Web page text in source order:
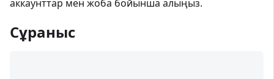
аккаунттар мен жоба бойынша алыңыз.
Сұраныс